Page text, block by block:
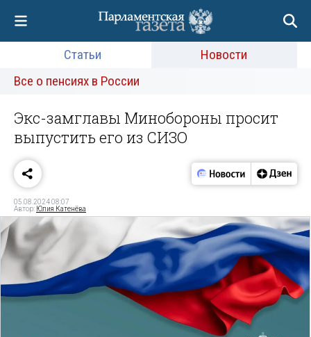
Статьи
Новости
Все о пенсиях в России
Экс-замглавы Минобороны просит
выпустить его из СИЗО
05.08.2024 08:07
Автор: Юлия Катенёва